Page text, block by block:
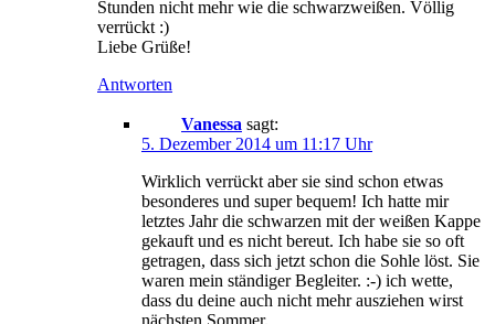
Stunden nicht mehr wie die schwarzweißen. Völlig
verrückt :)
Liebe Grüße!
Antworten
Vanessa sagt:
5. Dezember 2014 um 11:17 Uhr
Wirklich verrückt aber sie sind schon etwas
besonderes und super bequem! Ich hatte mir
letztes Jahr die schwarzen mit der weißen Kappe
gekauft und es nicht bereut. Ich habe sie so oft
getragen, dass sich jetzt schon die Sohle löst. Sie
waren mein ständiger Begleiter. :-) ich wette,
dass du deine auch nicht mehr ausziehen wirst
nächsten Sommer.